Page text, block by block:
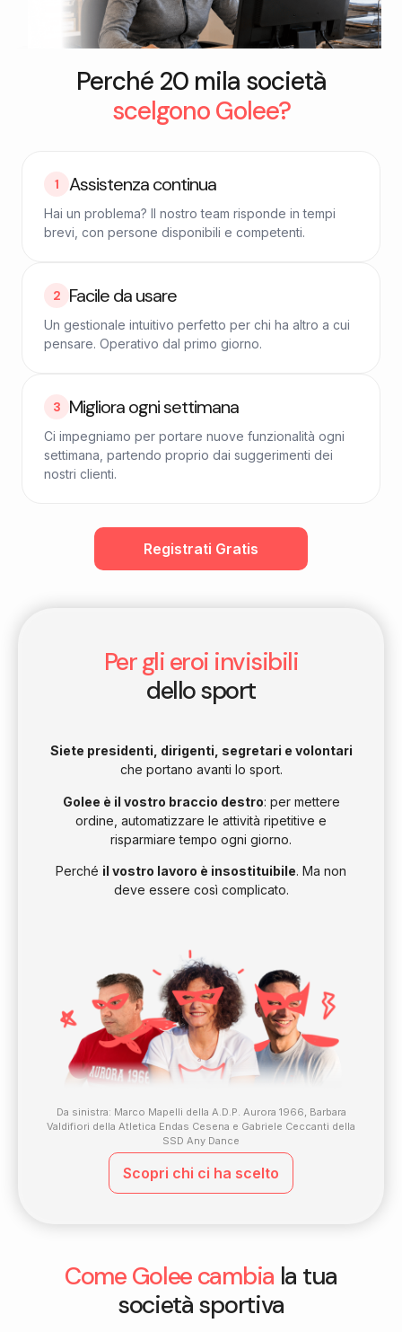
Perché 20 mila società
scelgono Golee?
1 Assistenza continua
Hai un problema? Il nostro team risponde in tempi
brevi, con persone disponibili e competenti.
2 Facile da usare
Un gestionale intuitivo perfetto per chi ha altro a cui
pensare. Operativo dal primo giorno.
3 Migliora ogni settimana
Ci impegniamo per portare nuove funzionalità ogni
settimana, partendo proprio dai suggerimenti dei
nostri clienti.
Registrati Gratis
Per gli eroi invisibili
dello sport
Siete presidenti, dirigenti, segretari e volontari
che portano avanti lo sport.
Golee è il vostro braccio destro: per mettere
ordine, automatizzare le attività ripetitive e
risparmiare tempo ogni giorno.
Perché il vostro lavoro è insostituibile. Ma non
deve essere così complicato.
Da sinistra: Marco Mapelli della A.D.P. Aurora 1966, Barbara
Valdifiori della Atletica Endas Cesena e Gabriele Ceccanti della
SSD Any Dance
Scopri chi ci ha scelto
Come Golee cambia la tua
società sportiva